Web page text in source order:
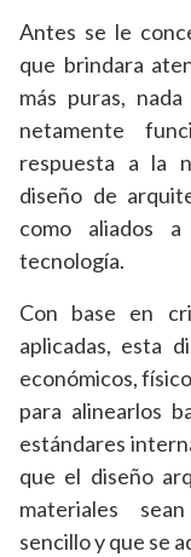
Antes se le
que brindara
más puras,
netamente
respuesta a la
diseño de
como aliados
tecnología.
Con base en
aplicadas, esta
económicos,
para alinearlos
estándares
que el diseño
materiales
sencillo y que se